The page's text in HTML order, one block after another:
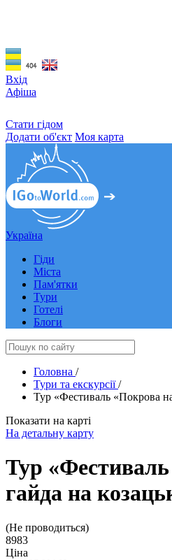
Вхід
Афіша
Стати гідом
Додати об'єкт Моя карта
Україна
Гіди
Міста
Пам'ятки
Тури
Готелі
Блоги
Головна /
Тури та екскурсії /
Тур «Фестиваль «Покрова
Показати на карті
На детальну карту
Тур
гайда на
(Не проводиться)
8983
Ціна